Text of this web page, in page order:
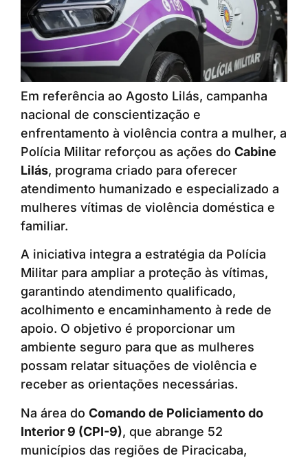
Em referência ao Agosto Lilás, campanha
nacional de conscientização e
enfrentamento à violência contra a mulher, a
Polícia Militar reforçou as ações do Cabine
Lilás, programa criado para oferecer
atendimento humanizado e especializado a
mulheres vítimas de violência doméstica e
familiar.
A iniciativa integra a estratégia da Polícia
Militar para ampliar a proteção às vítimas,
garantindo atendimento qualificado,
acolhimento e encaminhamento à rede de
apoio. O objetivo é proporcionar um
ambiente seguro para que as mulheres
possam relatar situações de violência e
receber as orientações necessárias.
Na área do Comando de Policiamento do
Interior 9 (CPI-9), que abrange 52
municípios das regiões de Piracicaba,